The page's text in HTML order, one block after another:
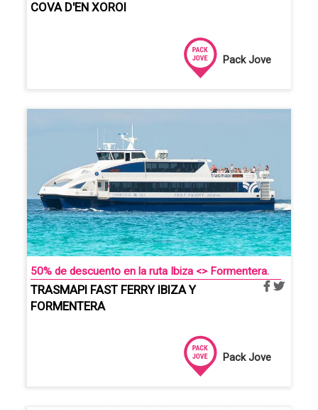
Pack Jove
COVA D'EN XOROI
Pack Jove
50% de descuento en la ruta Ibiza <> Formentera.
TRASMAPI FAST FERRY IBIZA Y
FORMENTERA